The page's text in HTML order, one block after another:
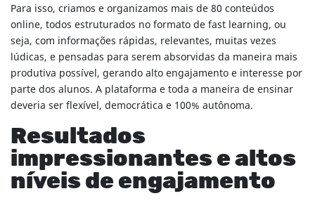
Para isso, criamos e organizamos mais de 80 conteúdos
online, todos estruturados no formato de fast learning, ou
seja, com informações rápidas, relevantes, muitas vezes
lúdicas, e pensadas para serem absorvidas da maneira mais
produtiva possível, gerando alto engajamento e interesse por
parte dos alunos. A plataforma e toda a maneira de ensinar
deveria ser flexível, democrática e 100% autônoma.
Resultados
impressionantes e altos
níveis de engajamento